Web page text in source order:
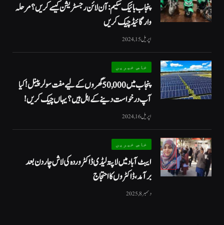
پنجاب بائیک سکیم: آن لائن رجسٹریشن کیسے کریں؟ مرحلہ
وار گائیڈ چیک کریں
اپریل 15, 2024
خاص خبریں
پنجاب میں 50,000 گھروں کے لیے مفت سولر پینل! کیا
آپ درخواست دینے کے اہل ہیں؟ یہاں چیک کریں!
اپریل 16, 2024
خاص خبریں
ایبٹ آباد میں لاپتہ لیڈی ڈاکٹر وردہ کی لاش چار دن بعد
برآمد، ڈاکٹروں کا احتجاج
دسمبر 8, 2025